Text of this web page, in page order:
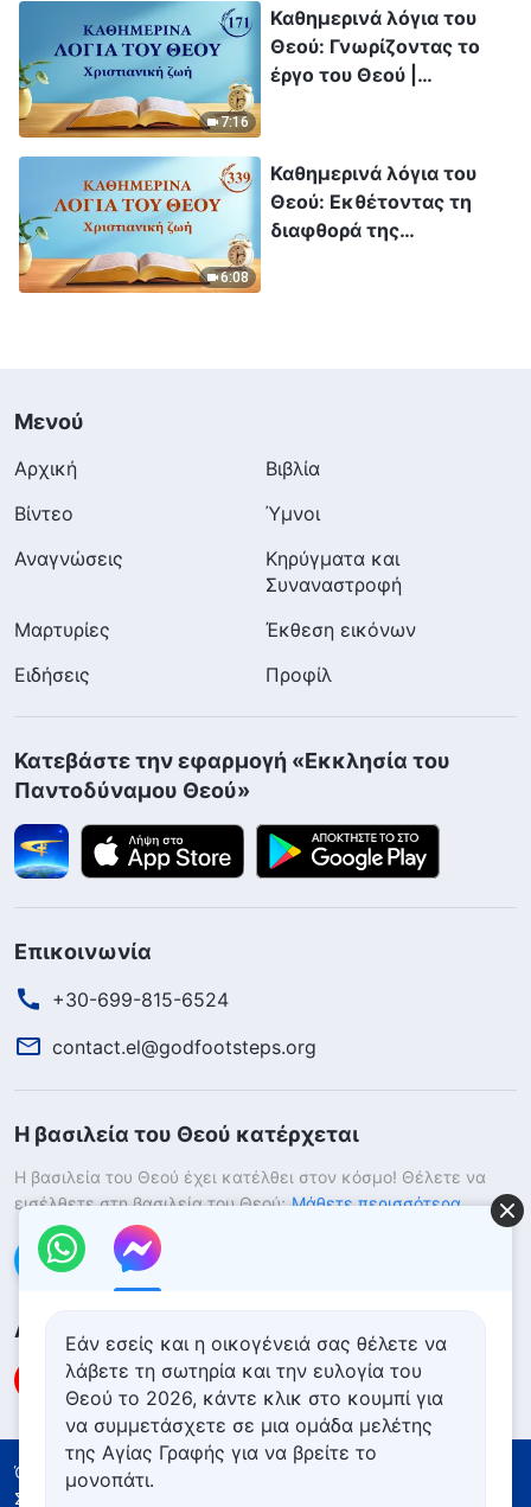
7:16
Καθημερινά λόγια του
Θεού: Γνωρίζοντας το
έργο του Θεού |
6:08
Καθημερινά λόγια του
Θεού: Εκθέτοντας τη
διαφθορά της
Μενού
Αρχική
Βιβλία
Βίντεο
Ύμνοι
Αναγνώσεις
Κηρύγματα και
Συναναστροφή
Μαρτυρίες
Έκθεση εικόνων
Ειδήσεις
Προφίλ
Κατεβάστε την εφαρμογή «Εκκλησία του
Παντοδύναμου Θεού»
Επικοινωνία
+30-699-815-6524
contact.el@godfootsteps.org
Η βασιλεία του Θεού κατέρχεται
Η βασιλεία του Θεού έχει κατέλθει στον κόσμο! Θέλετε να
εισέλθετε στη βασιλεία του Θεού; Μάθετε περισσότερα
Επικοινωνήστε μαζί μας μέσω Messenger
Ακολουθήστε μας
Όροι Χρήσης
Πολιτική απορρήτου
Συντελεστές
Εάν εσείς και η οικογένειά σας θέλετε να
λάβετε τη σωτηρία και την ευλογία του
Θεού το 2026, κάντε κλικ στο κουμπί για
να συμμετάσχετε σε μια ομάδα μελέτης
της Αγίας Γραφής για να βρείτε το
μονοπάτι.